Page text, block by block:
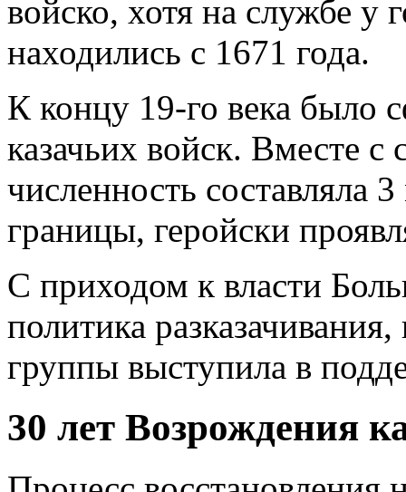
войско, хотя на службе у
находились с 1671 года.
К концу 19-го века было
казачьих войск. Вместе
численность составляла
границы, геройски
С приходом к власти
политика
группы выступила в
30 лет Возрождения